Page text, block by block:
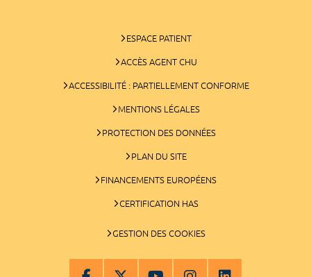
ESPACE PATIENT
ACCÈS AGENT CHU
ACCESSIBILITÉ : PARTIELLEMENT CONFORME
MENTIONS LÉGALES
PROTECTION DES DONNÉES
PLAN DU SITE
FINANCEMENTS EUROPÉENS
CERTIFICATION HAS
GESTION DES COOKIES